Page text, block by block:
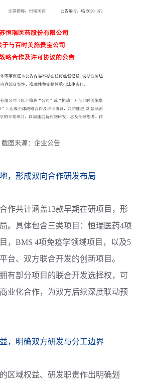
截图来源：企业公告
，形成双向合作研发布局
作共计涵盖13款早期在研项目，形
。具体包含三类项目： 恒瑞医药4项
， BMS 4项免疫学领域项目，以及5
台、双方联合开发的创新项目。
有部分项目的联合开发选择权，可
业化合作，为双方后续深度联动预
，明确双方研发与分工边界
区域权益、研发职责作出明确划